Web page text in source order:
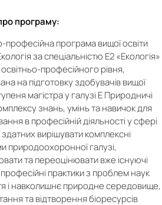
програму:
професійна програма вищої освіти
за спеціальністю Е2 «Екологія»
професійного рівня,
на підготовку здобувачів вищої
магістра у галузі Е Природничі
знань, умінь та навичок для
в професійній діяльності у сфері
здатних вирішувати комплексні
природоохоронної галузі,
та переоцінювати вже існуючі
практики з проблем наук
і навколишнє природне середовище,
та відтворення біоресурсів